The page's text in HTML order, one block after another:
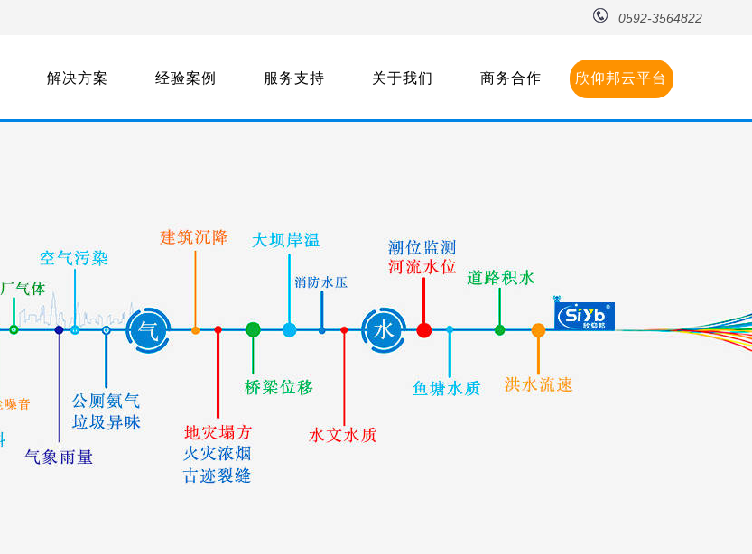
0592-3564822
解决方案 经验案例 服务支持 关于我们 商务合作 欣仰邦云平台